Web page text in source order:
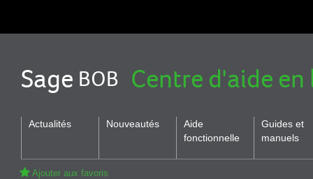
Sage BOB Centre d'aide en
Actualités Nouveautés
Aide
fonctionnelle
Guides et
manuels
Ajouter aux favoris